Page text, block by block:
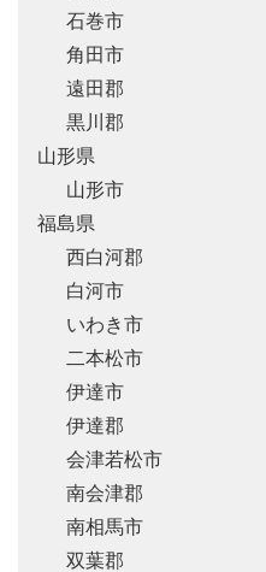
石巻市
角田市
遠田郡
黒川郡
山形県
山形市
福島県
西白河郡
白河市
いわき市
二本松市
伊達市
伊達郡
会津若松市
南会津郡
南相馬市
双葉郡